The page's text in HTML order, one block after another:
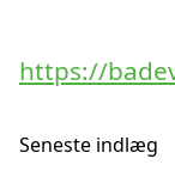
https://
Seneste indlæg